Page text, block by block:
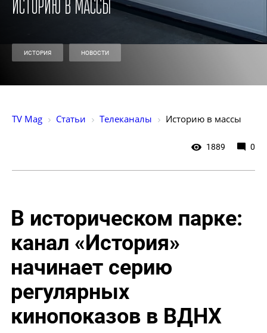
Историю в массы
ИСТОРИЯ НОВОСТИ
TV Mag Статьи Телеканалы Историю в массы
1889 0
В историческом парке:
канал «История»
начинает серию
регулярных
кинопоказов в ВДНХ